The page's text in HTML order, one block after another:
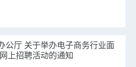
公厅 关于举办电子商务行业面
上招聘活动的通知